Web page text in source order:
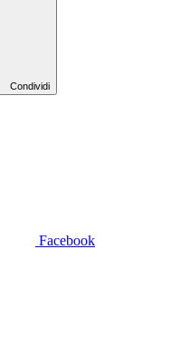
Condividi
Facebook